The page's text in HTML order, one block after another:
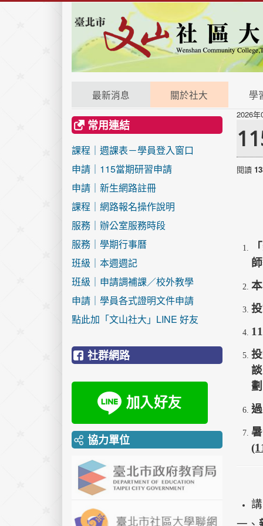
最新消息 關於社大 學
常用連結
課程｜週課表－學員登入窗口
申請｜115當期研習申請
申請｜新生網路註冊
課程｜網路報名操作說明
服務｜辦公室服務時段
服務｜學期行事曆
班級｜本週週記
班級｜申請調補課／校外教學
申請｜學員各式證明文件申請
點此加「文山社大」LINE 好友
社群網路
協力單位
2026
閱讀